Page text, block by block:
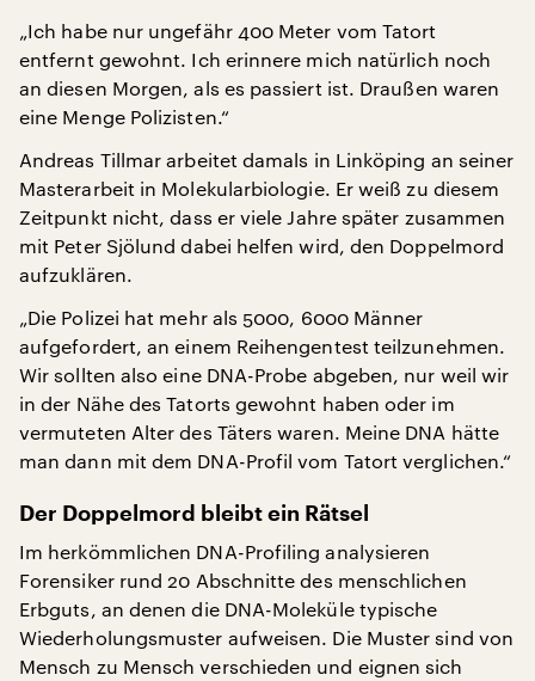
„Ich habe nur ungefähr 400 Meter vom Tatort
entfernt gewohnt. Ich erinnere mich natürlich noch
an diesen Morgen, als es passiert ist. Draußen waren
eine Menge Polizisten.“
Andreas Tillmar arbeitet damals in Linköping an seiner
Masterarbeit in Molekularbiologie. Er weiß zu diesem
Zeitpunkt nicht, dass er viele Jahre später zusammen
mit Peter Sjölund dabei helfen wird, den Doppelmord
aufzuklären.
„Die Polizei hat mehr als 5000, 6000 Männer
aufgefordert, an einem Reihengentest teilzunehmen.
Wir sollten also eine DNA-Probe abgeben, nur weil wir
in der Nähe des Tatorts gewohnt haben oder im
vermuteten Alter des Täters waren. Meine DNA hätte
man dann mit dem DNA-Profil vom Tatort verglichen.“
Der Doppelmord bleibt ein Rätsel
Im herkömmlichen DNA-Profiling analysieren
Forensiker rund 20 Abschnitte des menschlichen
Erbguts, an denen die DNA-Moleküle typische
Wiederholungsmuster aufweisen. Die Muster sind von
Mensch zu Mensch verschieden und eignen sich